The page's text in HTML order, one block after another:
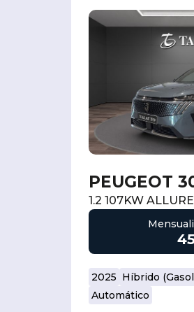
PEUGEOT
1.2 107KW
2025 Híbrido
Automático